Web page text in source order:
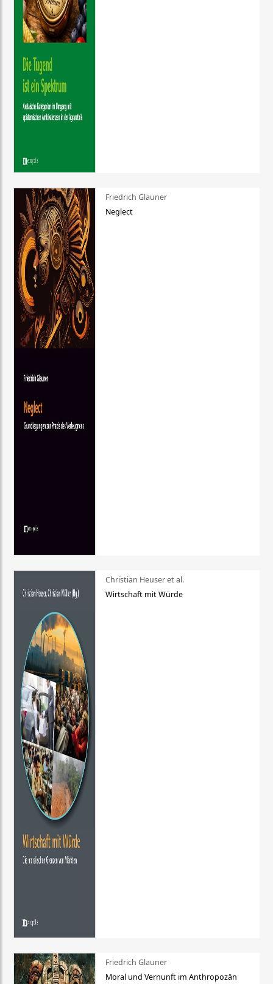
Friedrich Glauner
Neglect
Christian Heuser et al.
Wirtschaft mit Würde
Friedrich Glauner
Moral und Vernunft im Anthropozän